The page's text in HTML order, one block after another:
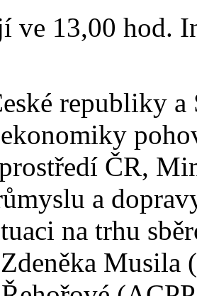
ve 13,00 hod.
republiky
ČR,
a
na trhu
Musila